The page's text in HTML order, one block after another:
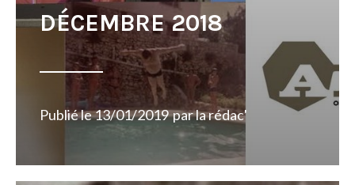
DÉCEMBRE 2018
Publié le13/01/2019 parla rédac'